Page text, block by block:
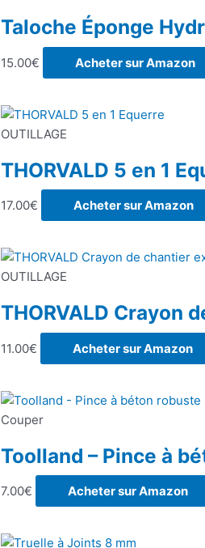
Taloche Éponge
15.00€ Acheter sur Amazon
OUTILLAGE
THORVALD 5 en 1
17.00€ Acheter sur Amazon
OUTILLAGE
THORVALD Crayon
11.00€ Acheter sur Amazon
Couper
Toolland – Pince à
7.00€ Acheter sur Amazon